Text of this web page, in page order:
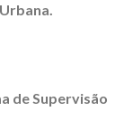
de Supervisão